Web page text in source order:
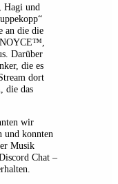
Hagi und
an die die
Darüber
die es
dort
die das
wir
und konnten
Musik
Chat –